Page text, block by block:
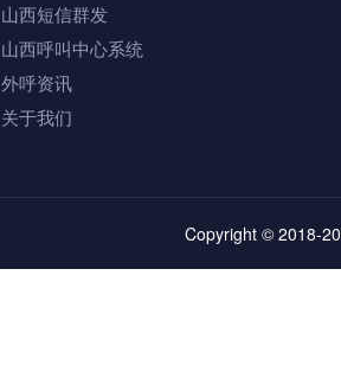
山西短信群发
山西呼叫中心系统
外呼资讯
关于我们
Copyright © 2018-